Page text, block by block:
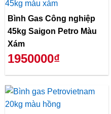
Bình Gas Công nghiệp
45kg Saigon Petro Màu
Xám
1950000₫